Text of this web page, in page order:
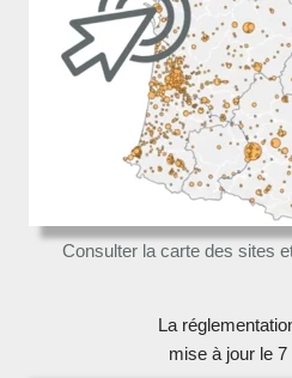
Consulter la carte des sites
La
mise à jour le 7